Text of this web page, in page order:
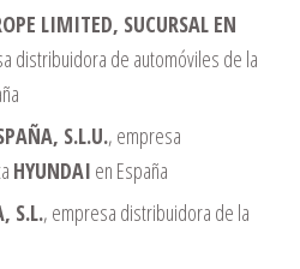
LIMITED, SUCURSAL EN
distribuidora de automóviles de la
S.L.U., empresa
HYUNDAI en España
S.L., empresa distribuidora de la